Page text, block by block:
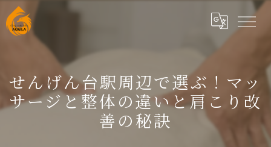
せんげん台駅周辺で選ぶ！マッ
サージと整体の違いと肩こり改
善の秘訣